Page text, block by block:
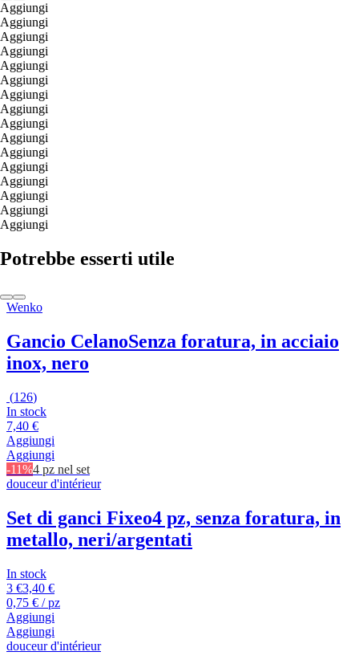
Aggiungi
Aggiungi
Aggiungi
Aggiungi
Aggiungi
Aggiungi
Aggiungi
Aggiungi
Aggiungi
Aggiungi
Aggiungi
Aggiungi
Aggiungi
Aggiungi
Aggiungi
Aggiungi
Potrebbe esserti utile
Wenko
Gancio CelanoSenza foratura, in acciaio
inox, nero
(126)
In stock
7,40 €
Aggiungi
Aggiungi
-11%4 pz nel set
douceur d'intérieur
Set di ganci Fixeo4 pz, senza foratura, in
metallo, neri/argentati
In stock
3 €3,40 €
0,75 € / pz
Aggiungi
Aggiungi
douceur d'intérieur